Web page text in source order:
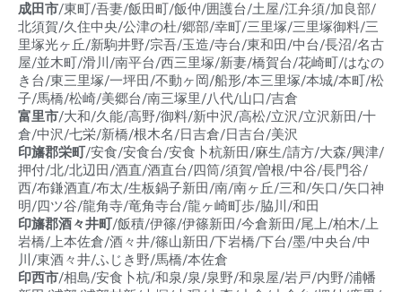
成田市/東町/吾妻/飯田町/飯仲/囲護台/土屋/江弁須/加良部/
北須賀/久住中央/公津の杜/郷部/幸町/三里塚/三里塚御料/三
里塚光ヶ丘/新駒井野/宗吾/玉造/寺台/東和田/中台/長沼/名古
屋/並木町/滑川/南平台/西三里塚/新妻/橋賀台/花崎町/はなの
き台/東三里塚/一坪田/不動ヶ岡/船形/本三里塚/本城/本町/松
子/馬橋/松崎/美郷台/南三塚里/八代/山口/吉倉
富里市/大和/久能/高野/御料/新中沢/高松/立沢/立沢新田/十
倉/中沢/七栄/新橋/根木名/日吉倉/日吉台/美沢
印旛郡栄町/安食/安食台/安食卜杭新田/麻生/請方/大森/興津/
押付/北/北辺田/酒直/酒直台/四筒/須賀/曽根/中谷/長門谷/
西/布鎌酒直/布太/生板鍋子新田/南/南ヶ丘/三和/矢口/矢口神
明/四ツ谷/龍角寺/竜角寺台/龍ヶ崎町歩/脇川/和田
印旛郡酒々井町/飯積/伊篠/伊篠新田/今倉新田/尾上/柏木/上
岩橋/上本佐倉/酒々井/篠山新田/下岩橋/下台/墨/中央台/中
川/東酒々井/ふじき野/馬橋/本佐倉
印西市/相島/安食卜杭/和泉/泉/泉野/和泉屋/岩戸/内野/浦幡